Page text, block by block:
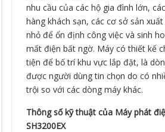
nhu cầu của các hộ gia đình lớn,
hàng khách sạn, các cơ sở sản
nhỏ để ổn định công việc và sinh
mất điện bất ngờ. Máy có thiết kế
tiện để bố trí khu vực lắp đặt, là
được người dùng tin chọn do có
trội so với các dòng máy khác.
Thông số kỹ thuật của Máy phát
SH3200EX